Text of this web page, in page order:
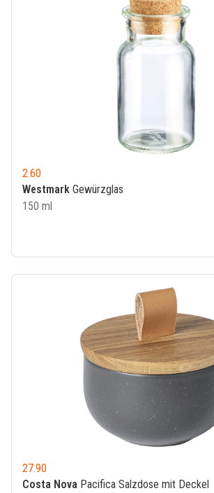
2.60
Westmark Gewürzglas
150 ml
27.90
Costa Nova Pacifica Salzdose mit Deckel